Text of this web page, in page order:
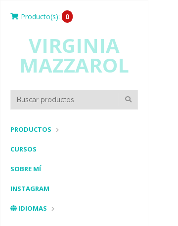
Producto(s): 0
VIRGINIA
MAZZAROL
PRODUCTOS
CURSOS
SOBRE MÍ
INSTAGRAM
IDIOMAS